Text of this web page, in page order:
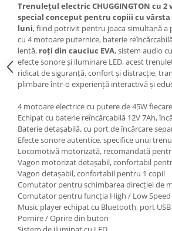
Trenulețul electric CHUGGINGTON cu 2
special conceput pentru copiii cu vârsta
luni, fiind potrivit pentru joaca simultană a
cu 4 motoare puternice, baterie
lentă, roți din cauciuc EVA, sistem audio cu
efecte sonore și iluminare LED, acest
ridicat de siguranță, confort și distracție,
plimbare într-o experiență interactivă și
4 motoare electrice cu putere de 45W
Echipat cu baterie reîncărcabilă 12V 7Ah,
Baterie detașabilă, cu port de încărcare
Efecte sonore autentice, specifice unui
Locomotivă motorizată, recomandată
Vagon motorizat detașabil, confortabil
Vagon detașabil, confortabil pentru 1 copil
Comutator pentru schimbarea direcției de
Comutator pentru funcția High / Low Speed
Music player echipat cu Bluetooth, port
Pornire / Oprire din buton